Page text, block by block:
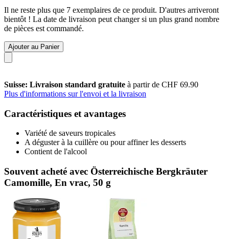
Il ne reste plus que 7 exemplaires de ce produit. D'autres arriveront
bientôt ! La date de livraison peut changer si un plus grand nombre
de pièces est commandé.
Ajouter au Panier
Suisse: Livraison standard gratuite à partir de CHF 69.90
Plus d'informations sur l'envoi et la livraison
Caractéristiques et avantages
Variété de saveurs tropicales
A déguster à la cuillère ou pour affiner les desserts
Contient de l'alcool
Souvent acheté avec Österreichische Bergkräuter
Camomille, En vrac, 50 g